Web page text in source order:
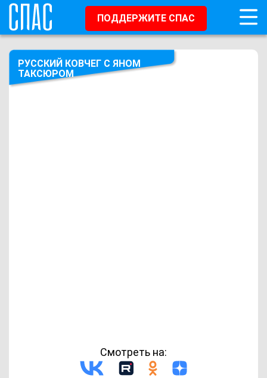
ПОДДЕРЖИТЕ СПАС
РУССКИЙ КОВЧЕГ С ЯНОМ
ТАКСЮРОМ
Смотреть на: